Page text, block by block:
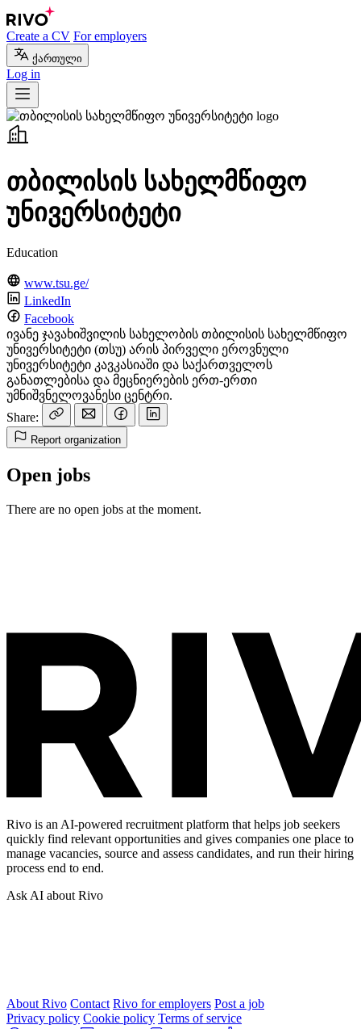
Create a CV For employers
ქართული
Log in
თბილისის სახელმწიფო
უნივერსიტეტი
Education
www.tsu.ge/
LinkedIn
Facebook
ივანე ჯავახიშვილის სახელობის თბილისის სახელმწიფო
უნივერსიტეტი (თსუ) არის პირველი ეროვნული
უნივერსიტეტი კავკასიაში და საქართველოს
განათლებისა და მეცნიერების ერთ-ერთი
უმნიშვნელოვანესი ცენტრი.
Share:
Report organization
Open jobs
There are no open jobs at the moment.
Rivo is an AI-powered recruitment platform that helps job seekers
quickly find relevant opportunities and gives companies one place to
manage vacancies, source and assess candidates, and run their hiring
process end to end.
Ask AI about Rivo
About Rivo Contact Rivo for employers Post a job
Privacy policy Cookie policy Terms of service